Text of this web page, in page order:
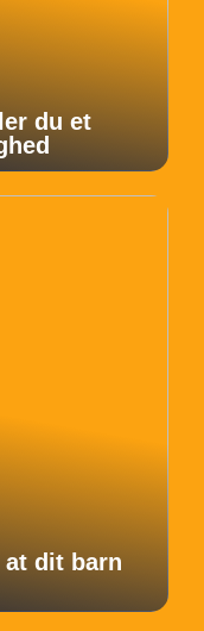
du et
at dit barn